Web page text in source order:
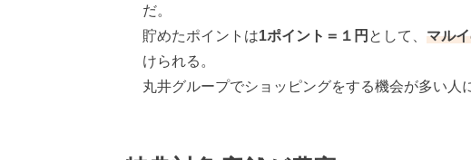
だ。
貯めたポイントは1ポイント＝１円 として、 マル
けられる。
丸井グループでショッピングをする機会が多い人